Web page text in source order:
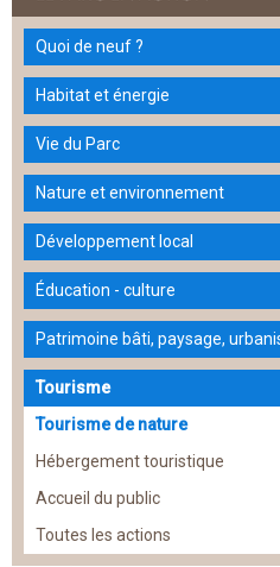
Quoi de neuf ?
Habitat et énergie
Vie du Parc
Nature et environnement
Développement local
Éducation - culture
Patrimoine bâti, paysage,
Tourisme
Tourisme de nature
Hébergement touristique
Accueil du public
Toutes les actions